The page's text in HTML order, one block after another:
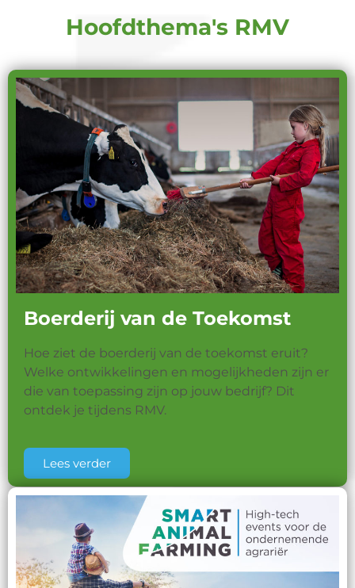
Hoofdthema's RMV
Boerderij van de Toekomst
Hoe ziet de boerderij van de toekomst eruit?
Welke ontwikkelingen en mogelijkheden zijn er
die van toepassing zijn op jouw bedrijf? Dit
ontdek je tijdens RMV.
Lees verder